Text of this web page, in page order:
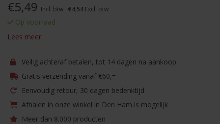
€5,49 Incl. btw €4,54 Excl. btw
Op voorraad
Lees meer
Veilig achteraf betalen, tot 14 dagen na aankoop
Gratis verzending vanaf €60,=
Eenvoudig retour, 30 dagen bedenktijd
Afhalen in onze winkel in Den Ham is mogelijk
Meer dan 8.000 producten